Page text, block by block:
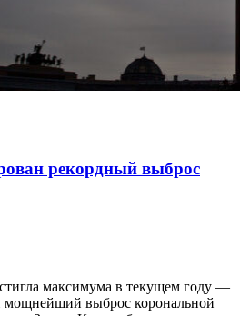
рекордный выброс
максимума в текущем году —
мощнейший выброс корональной